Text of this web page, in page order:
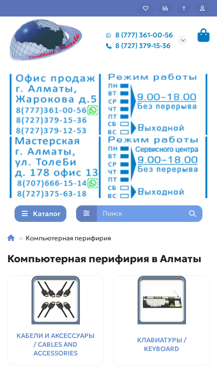
₸
8 (777) 361-00-56
8 (727) 379-15-36
Каталог
Компьютерная перифирия
Компьютерная перифирия в Алматы
КАБЕЛИ И АКСЕССУАРЫ
/ CABLES AND
ACCESSORIES
КЛАВИАТУРЫ /
KEYBOARD